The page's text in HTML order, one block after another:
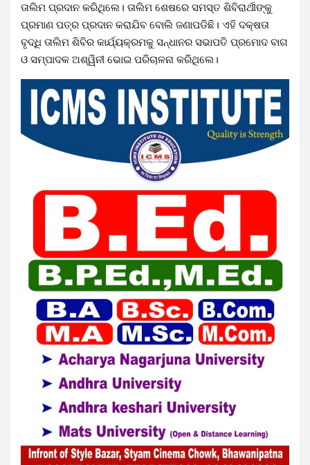
ତାଲିମ ପ୍ରଦାନ କରିଥିଲେ। ତାଲିମ ଶେଷରେ ସମସ୍ତ ଶିବିରାର୍ଥୀଙ୍କୁ
ପ୍ରମାଣ ପତ୍ର ପ୍ରଦାନ କରାଯିବ ବୋଲି ଜଣାପଡିଛି। ଏହି ଦକ୍ଷତା
ବୃଦ୍ଧି ତାଲିମ ଶିବିର କାର୍ଯ୍ୟକ୍ରମକୁ ସନ୍ଧାନର ସଭାପତି ପ୍ରମୋଦ ବାଗ
ଓ ସମ୍ପାଦକ ଅଶ୍ୱିନୀ ଭୋଇ ପରିଚାଳନା କରିଥିଲେ।